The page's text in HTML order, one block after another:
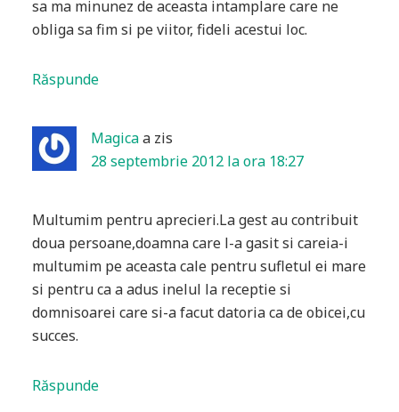
sa ma minunez de aceasta intamplare care ne
obliga sa fim si pe viitor, fideli acestui loc.
Răspunde
Magicaa zis
28 septembrie 2012 la ora 18:27
Multumim pentru aprecieri.La gest au contribuit
doua persoane,doamna care l-a gasit si careia-i
multumim pe aceasta cale pentru sufletul ei mare
si pentru ca a adus inelul la receptie si
domnisoarei care si-a facut datoria ca de obicei,cu
succes.
Răspunde